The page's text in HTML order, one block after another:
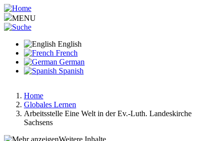
Skip
to
main
MENU
English
French
German
Spanish
Breadcrumb
Home
Globales Lernen
Arbeitsstelle Eine Welt in der Ev.-Luth. Landeskirche
Sachsens
Weitere Inhalte